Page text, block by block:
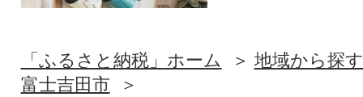
「ふるさと納税」ホーム
地域から探す
富士吉田市